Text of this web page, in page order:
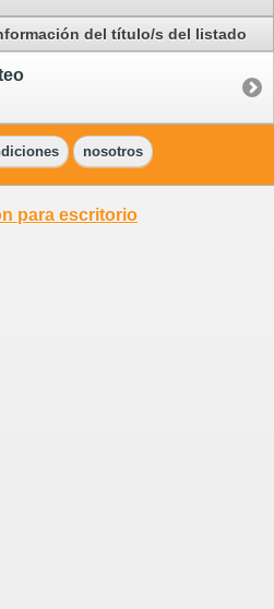
del título/s del listado
nosotros
para escritorio